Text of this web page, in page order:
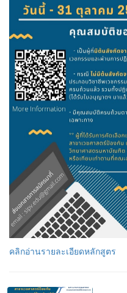
คลิกอ่านรายละเอียดหลักสูตร